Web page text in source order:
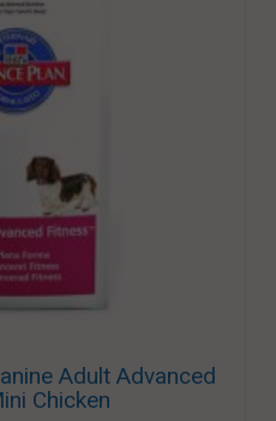
Adult Advanced
Chicken